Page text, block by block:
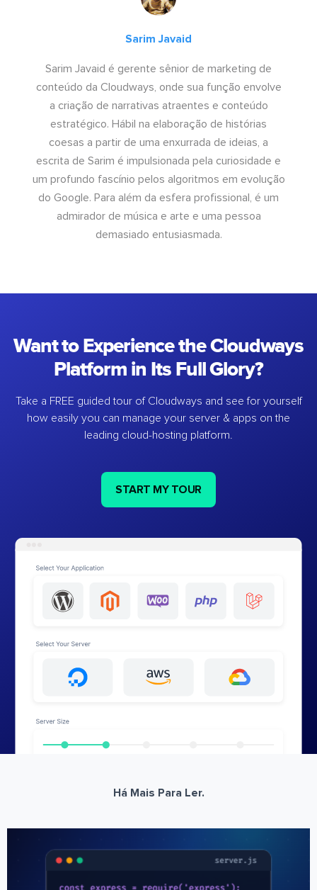
Sarim Javaid
Sarim Javaid é gerente sênior de marketing de
conteúdo da Cloudways, onde sua função envolve
a criação de narrativas atraentes e conteúdo
estratégico. Hábil na elaboração de histórias
coesas a partir de uma enxurrada de ideias, a
escrita de Sarim é impulsionada pela curiosidade e
um profundo fascínio pelos algoritmos em evolução
do Google. Para além da esfera profissional, é um
admirador de música e arte e uma pessoa
demasiado entusiasmada.
Want to Experience the Cloudways
Platform in Its Full Glory?
Take a FREE guided tour of Cloudways and see for yourself
how easily you can manage your server & apps on the
leading cloud-hosting platform.
START MY TOUR
Há Mais Para Ler.